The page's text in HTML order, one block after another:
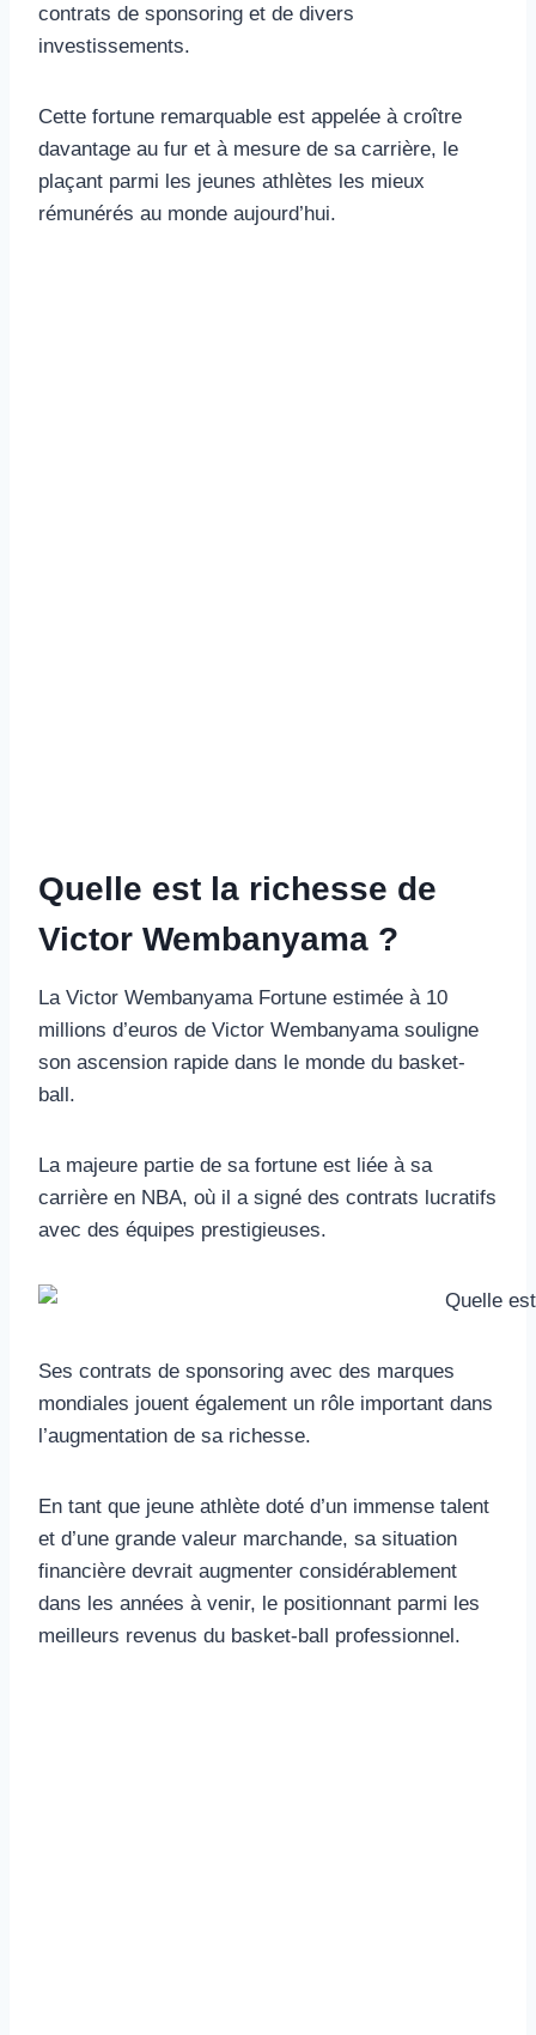
contrats de sponsoring et de divers
investissements.
Cette fortune remarquable est appelée à croître
davantage au fur et à mesure de sa carrière, le
plaçant parmi les jeunes athlètes les mieux
rémunérés au monde aujourd’hui.
Quelle est la richesse de
Victor Wembanyama ?
La Victor Wembanyama Fortune estimée à 10
millions d’euros de Victor Wembanyama souligne
son ascension rapide dans le monde du basket-
ball.
La majeure partie de sa fortune est liée à sa
carrière en NBA, où il a signé des contrats lucratifs
avec des équipes prestigieuses.
Ses contrats de sponsoring avec des marques
mondiales jouent également un rôle important dans
l’augmentation de sa richesse.
En tant que jeune athlète doté d’un immense talent
et d’une grande valeur marchande, sa situation
financière devrait augmenter considérablement
dans les années à venir, le positionnant parmi les
meilleurs revenus du basket-ball professionnel.